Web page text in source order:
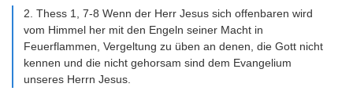
2. Thess 1, 7-8 Wenn der Herr Jesus sich offenbaren wird
vom Himmel her mit den Engeln seiner Macht in
Feuerflammen, Vergeltung zu üben an denen, die Gott nicht
kennen und die nicht gehorsam sind dem Evangelium
unseres Herrn Jesus.